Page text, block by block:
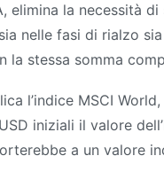
la necessità
nelle fasi di rialzo
la stessa somma
l’indice MSCI
iniziali il valore
a un valore